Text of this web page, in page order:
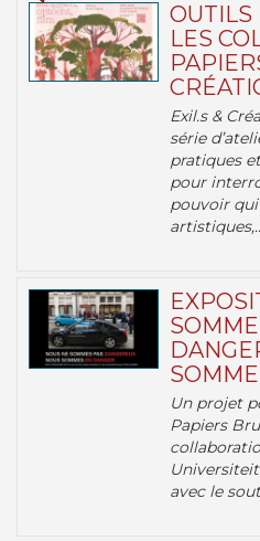
OUTILS
LES
Exil.s &
série
pratiques
pour
pouvoir
Un projet
Papiers
avec le